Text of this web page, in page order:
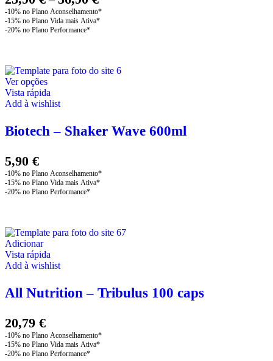
be
chosen
on
range:
Ver opçõesThis
product
has
variants.
The
be
chosen
on
Vista rápida
Add à wishlist
Biotech – Shaker Wave 600ml
5,90 €
Adicionar
Vista rápida
Add à wishlist
All Nutrition – Tribulus 100 caps
20,79 €